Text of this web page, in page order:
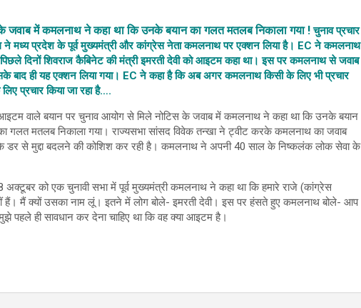
जवाब में कमलनाथ ने कहा था कि उनके बयान का गलत मतलब निकाला गया !चुनाव प्रचार
मध्य प्रदेश के पूर्व मुख्यमंत्री और कांग्रेस नेता कमलनाथ पर एक्शन लिया है। EC ने कमलनाथ
दिनों शिवराज कैबिनेट की मंत्री इमरती देवी को आइटम कहा था। इस पर कमलनाथ से जवाब
बाद ही यह एक्शन लिया गया। EC ने कहा है कि अब अगर कमलनाथ किसी के लिए भी प्रचार
प्रचार किया जा रहा है….
वाले बयान पर चुनाव आयोग से मिले नोटिस के जवाब में कमलनाथ ने कहा था कि उनके बयान
गलत मतलब निकाला गया। राज्यसभा सांसद विवेक तन्खा ने ट्वीट करके कमलनाथ का जवाब
डर से मुद्दा बदलने की कोशिश कर रही है। कमलनाथ ने अपनी 40 साल के निष्कलंक लोक सेवा के
अक्टूबर को एक चुनावी सभा में पूर्व मुख्यमंत्री कमलनाथ ने कहा था कि हमारे राजे (कांग्रेस
मैं क्यों उसका नाम लूं। इतने में लोग बोले- इमरती देवी। इस पर हंसते हुए कमलनाथ बोले- आप
पहले ही सावधान कर देना चाहिए था कि वह क्या आइटम है।